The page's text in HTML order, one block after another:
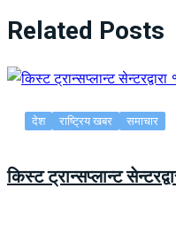
Related Posts
देश राष्ट्रिय खबर समाचार
किस्ट ट्रान्सप्लान्ट